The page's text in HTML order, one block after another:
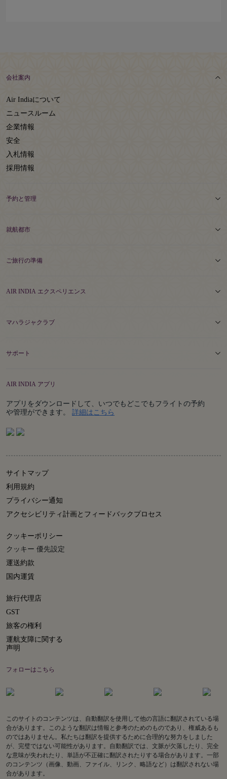
会社案内
Air Indiaについて
ニュースルーム
企業情報
安全
入札情報
採用情報
予約と管理
就航都市
ご旅行の準備
AIR INDIA エクスペリエンス
マハラジャクラブ
サポート
AIR INDIA アプリ
アプリをダウンロードして、いつでもどこでもフライトの予約
や管理ができます。 詳細はこちら
サイトマップ
利用規約
プライバシー通知
アクセシビリティ計画とフィードバックプロセス
クッキーポリシー
クッキー 優先設定
運送約款
国内運賃
旅行代理店
GST
旅客の権利
運航支障に関する
声明
フォローはこちら
このサイトのコンテンツは、自動翻訳を使用して他の言語に翻訳されている場
合があります。このような翻訳は情報と参考のためのものであり、権威あるも
のではありません。私たちは翻訳を提供するために合理的な努力をしました
が、完璧ではない可能性があります。自動翻訳では、文脈が欠落したり、完全
な意味が失われたり、単語が不正確に翻訳されたりする場合があります。一部
のコンテンツ（画像、動画、ファイル、リンク、略語など）は翻訳されない場
合があります。